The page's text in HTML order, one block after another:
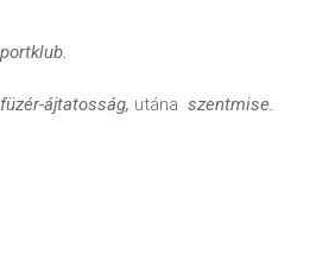
ájtatosság, utána szentmise.